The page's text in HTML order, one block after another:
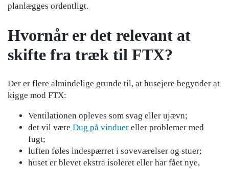
planlægges ordentligt.
Hvornår er det relevant at
skifte fra træk til FTX?
Der er flere almindelige grunde til, at husejere begynder at
kigge mod FTX:
Ventilationen opleves som svag eller ujævn;
det vil være Dug på vinduer eller problemer med
fugt;
luften føles indespærret i soveværelser og stuer;
huset er blevet ekstra isoleret eller har fået nye,